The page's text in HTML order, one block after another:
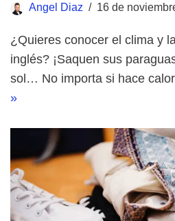
Angel Diaz 16 de
¿Quieres conocer el clima y
inglés? ¡Saquen sus
sol… No importa si hace
»